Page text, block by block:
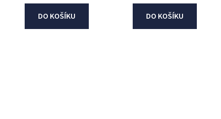
DO KOŠÍKU DO KOŠÍKU